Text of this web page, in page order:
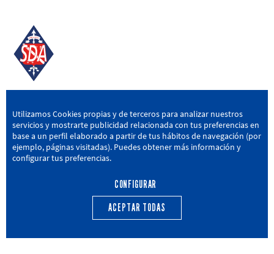
SD AMOREBIETA
San Miguel Kalea, 16, 48340 Amorebieta, Bizkaia
946 604 751 | sda@sdamorebieta.eus
CANTERA ACTUALIDAD
Utilizamos Cookies propias y de terceros para analizar nuestros
servicios y mostrarte publicidad relacionada con tus preferencias en
base a un perfil elaborado a partir de tus hábitos de navegación (por
ejemplo, páginas visitadas). Puedes obtener más información y
configurar tus preferencias.
CONFIGURAR
ACEPTAR TODAS